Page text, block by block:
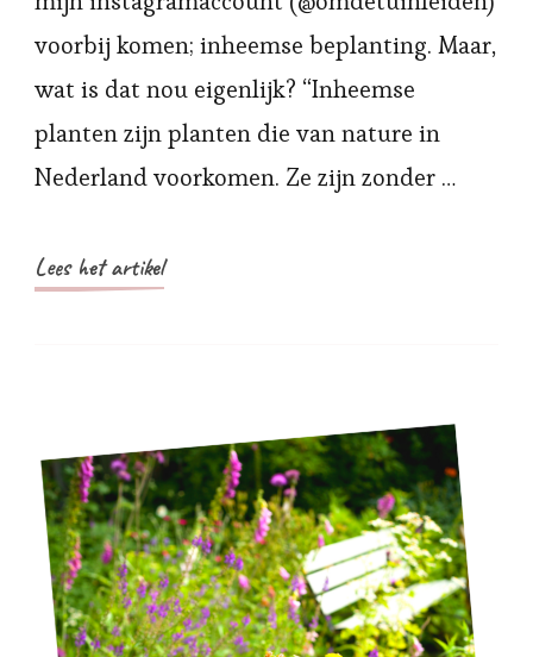
voorbij komen; inheemse beplanting. Maar,
wat is dat nou eigenlijk? “Inheemse
planten zijn planten die van nature in
Nederland voorkomen. Ze zijn zonder …
Lees het artikel